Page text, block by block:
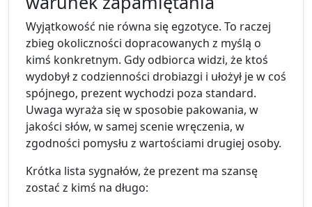
Wyjątkowość nie równa się egzotyce. To raczej
zbieg okoliczności dopracowanych z myślą o
kimś konkretnym. Gdy odbiorca widzi, że ktoś
wydobył z codzienności drobiazgi i ułożył je w coś
spójnego, prezent wychodzi poza standard.
Uwaga wyraża się w sposobie pakowania, w
jakości słów, w samej scenie wręczenia, w
zgodności pomysłu z wartościami drugiej osoby.
Krótka lista sygnałów, że prezent ma szansę
zostać z kimś na długo: